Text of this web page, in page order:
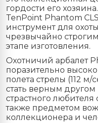
гордости его
TenPoint Phantom
инструмент для
чрезвычайно
этапе изготовления.
Охотничий арбалет
поразительно
полета стрелы (112 м/
стать верным другом
страстного любителя
также предметом
коллекционера и